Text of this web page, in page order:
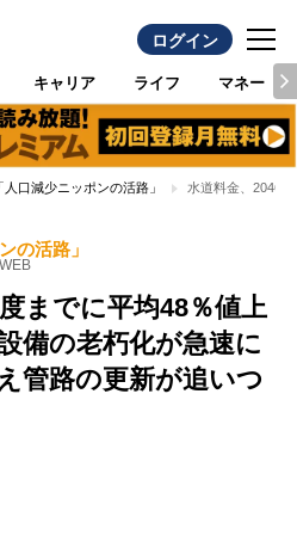
ログイン
キャリア ライフ マネー
口減少ニッポンの活路」 水道料金、2046
の活路」
までに平均48％値上
備の老朽化が急速に
管路の更新が追いつ